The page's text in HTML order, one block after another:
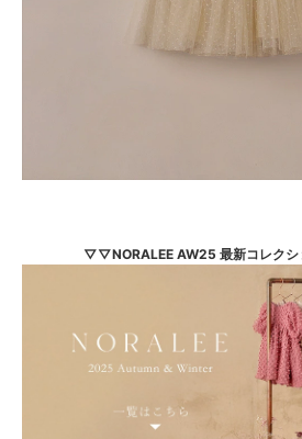
▽▽NORALEE AW25 最新コレク